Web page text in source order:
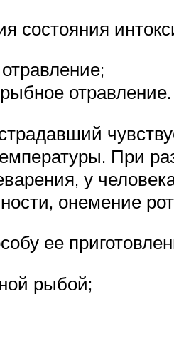
состояния
отравление.
При
у
онемение
ее
рыбой;